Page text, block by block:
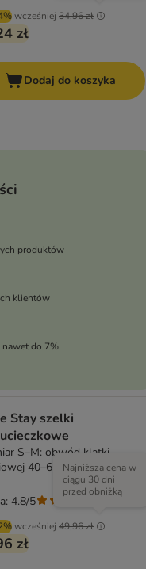
wcześniej 34,96 zł
zł
Dodaj do koszyka
produktów
klientów
nawet do 7%
Stay szelki
S–M: obwód klatki
40–65 cm, szer. 15 mm
wcześniej 49,96 zł
Najniższa cena w
ciągu 30 dni
przed obniżką
zł
4.8/5